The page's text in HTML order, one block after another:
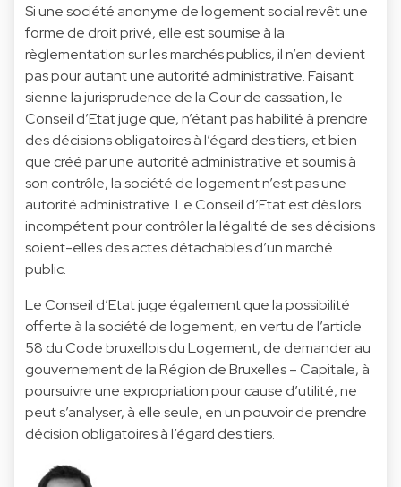
Si une société anonyme de logement social revêt une
forme de droit privé, elle est soumise à la
règlementation sur les marchés publics, il n’en devient
pas pour autant une autorité administrative. Faisant
sienne la jurisprudence de la Cour de cassation, le
Conseil d’Etat juge que, n’étant pas habilité à prendre
des décisions obligatoires à l’égard des tiers, et bien
que créé par une autorité administrative et soumis à
son contrôle, la société de logement n’est pas une
autorité administrative. Le Conseil d’Etat est dès lors
incompétent pour contrôler la légalité de ses décisions
soient-elles des actes détachables d’un marché
public.
Le Conseil d’Etat juge également que la possibilité
offerte à la société de logement, en vertu de l’article
58 du Code bruxellois du Logement, de demander au
gouvernement de la Région de Bruxelles – Capitale, à
poursuivre une expropriation pour cause d’utilité, ne
peut s’analyser, à elle seule, en un pouvoir de prendre
décision obligatoires à l’égard des tiers.